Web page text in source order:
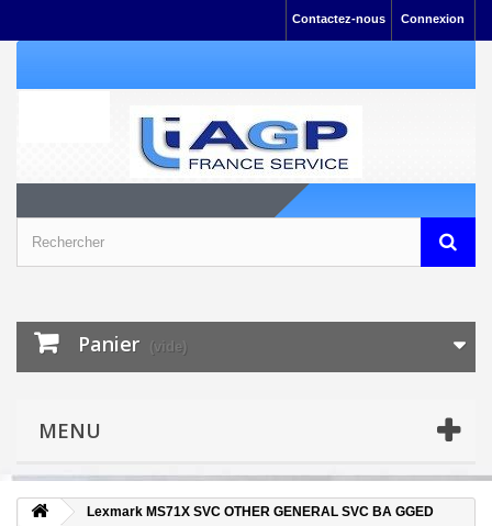
Connexion
Contactez-nous
Panier (vide)
MENU
Lexmark MS71X SVC OTHER GENERAL SVC BA GGED